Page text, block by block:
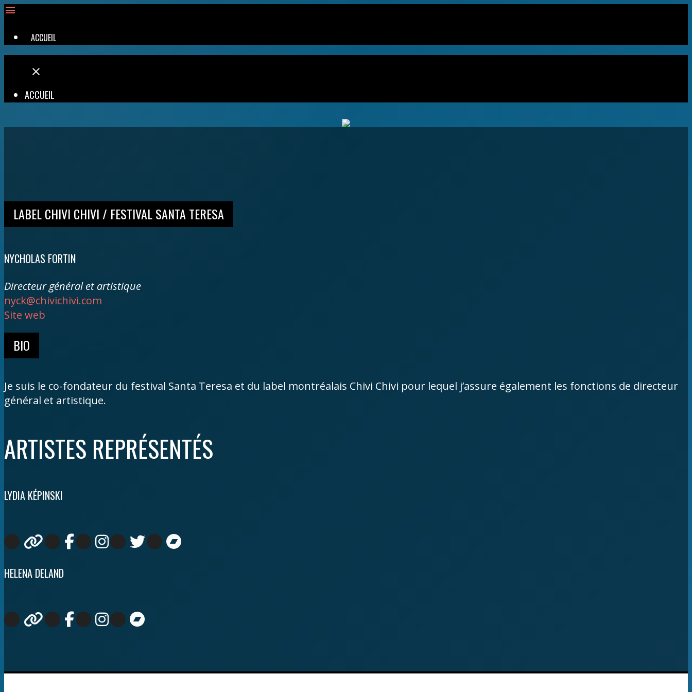
menu
ACCUEIL
close
ACCUEIL
LABEL CHIVI CHIVI / FESTIVAL SANTA TERESA
NYCHOLAS FORTIN
Directeur général et artistique
nyck@chivichivi.com
Site web
BIO
Je suis le co-fondateur du festival Santa Teresa et du label montréalais Chivi Chivi pour lequel j’assure également les fonctions de directeur
général et artistique.
ARTISTES REPRÉSENTÉS
LYDIA KÉPINSKI
HELENA DELAND